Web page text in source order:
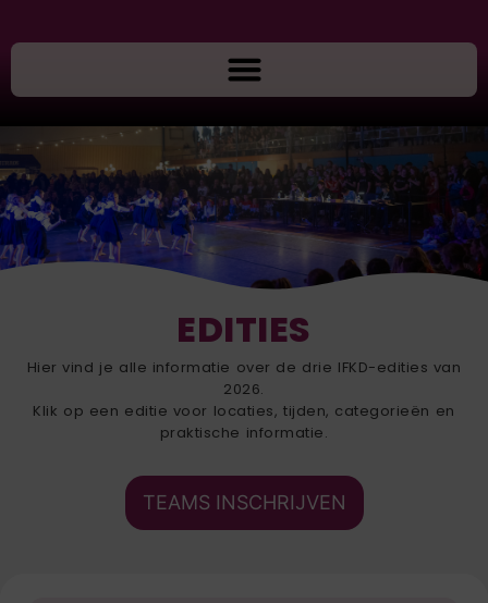
EDITIES
Hier vind je alle informatie over de drie IFKD-edities van
2026.
Klik op een editie voor locaties, tijden, categorieën en
praktische informatie.
TEAMS INSCHRIJVEN
WINTER